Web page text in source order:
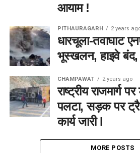
आयाम !
PITHAURAGARH 2 years
धारचूला-तवाघाट
भूस्खलन, हाइवे बंद,
CHAMPAWAT 2 years ago
राष्ट्रीय राजमार्ग
पलटा, सड़क पर
कार्य जारी l
MORE POSTS